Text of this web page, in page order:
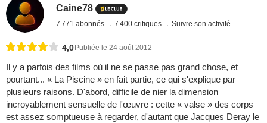
Caine78
7 771 abonnés 7 400 critiques Suivre son activité
4,0 Publiée le 24 août 2012
Il y a parfois des films où il ne se passe pas grand chose, et
pourtant... « La Piscine » en fait partie, ce qui s'explique par
plusieurs raisons. D'abord, difficile de nier la dimension
incroyablement sensuelle de l'œuvre : cette « valse » des corps
est assez somptueuse à regarder, d'autant que Jacques Deray le